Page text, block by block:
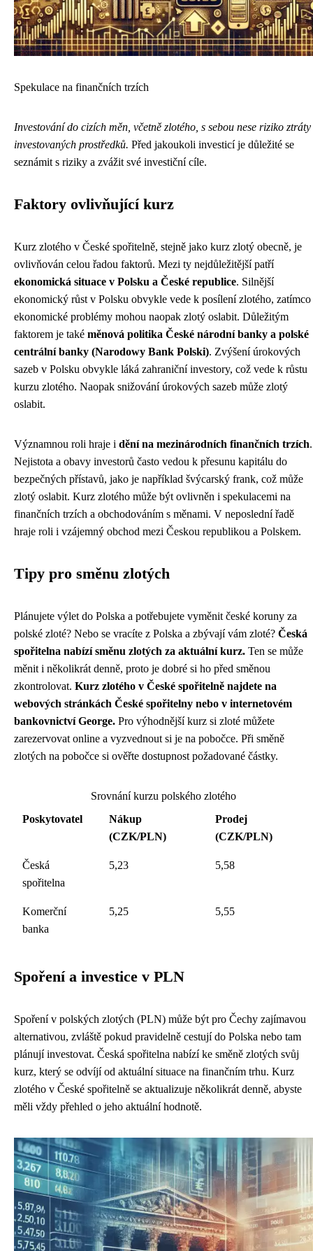
Spekulace na finančních trzích
Investování do cizích měn, včetně zlotého, s sebou nese riziko ztráty
investovaných prostředků. Před jakoukoli investicí je důležité se
seznámit s riziky a zvážit své investiční cíle.
Faktory ovlivňující kurz
Kurz zlotého v České spořitelně, stejně jako kurz zlotý obecně, je
ovlivňován celou řadou faktorů. Mezi ty nejdůležitější patří
ekonomická situace v Polsku a České republice. Silnější
ekonomický růst v Polsku obvykle vede k posílení zlotého, zatímco
ekonomické problémy mohou naopak zlotý oslabit. Důležitým
faktorem je také měnová politika České národní banky a polské
centrální banky (Narodowy Bank Polski). Zvýšení úrokových
sazeb v Polsku obvykle láká zahraniční investory, což vede k růstu
kurzu zlotého. Naopak snižování úrokových sazeb může zlotý
oslabit.
Významnou roli hraje i dění na mezinárodních finančních trzích.
Nejistota a obavy investorů často vedou k přesunu kapitálu do
bezpečných přístavů, jako je například švýcarský frank, což může
zlotý oslabit. Kurz zlotého může být ovlivněn i spekulacemi na
finančních trzích a obchodováním s měnami. V neposlední řadě
hraje roli i vzájemný obchod mezi Českou republikou a Polskem.
Tipy pro směnu zlotých
Plánujete výlet do Polska a potřebujete vyměnit české koruny za
polské zloté? Nebo se vracíte z Polska a zbývají vám zloté? Česká
spořitelna nabízí směnu zlotých za aktuální kurz. Ten se může
měnit i několikrát denně, proto je dobré si ho před směnou
zkontrolovat. Kurz zlotého v České spořitelně najdete na
webových stránkách České spořitelny nebo v internetovém
bankovnictví George. Pro výhodnější kurz si zloté můžete
zarezervovat online a vyzvednout si je na pobočce. Při směně
zlotých na pobočce si ověřte dostupnost požadované částky.
Srovnání kurzu polského zlotého
Poskytovatel
Nákup
(CZK/PLN)
Prodej
(CZK/PLN)
Česká
spořitelna
5,23 5,58
Komerční
banka
5,25 5,55
Spoření a investice v PLN
Spoření v polských zlotých (PLN) může být pro Čechy zajímavou
alternativou, zvláště pokud pravidelně cestují do Polska nebo tam
plánují investovat. Česká spořitelna nabízí ke směně zlotých svůj
kurz, který se odvíjí od aktuální situace na finančním trhu. Kurz
zlotého v České spořitelně se aktualizuje několikrát denně, abyste
měli vždy přehled o jeho aktuální hodnotě.